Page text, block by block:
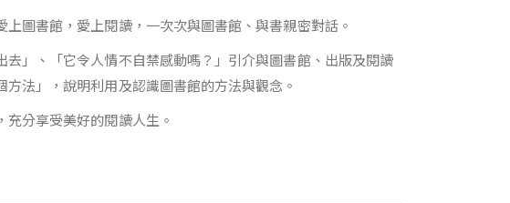
圖書館，愛上閱讀，一次次與圖書館、與書親密對話。
」、「它令人情不自禁感動嗎？」引介與圖書館、出版及閱讀
法」，說明利用及認識圖書館的方法與觀念。
分享受美好的閱讀人生。